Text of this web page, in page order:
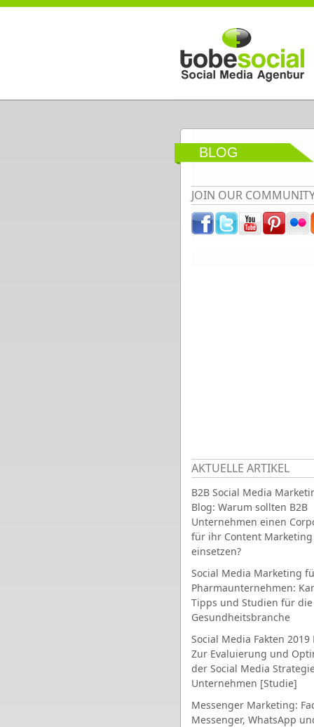
Direkt zum Inhalt
BLOG
JOIN OUR
AKTUELLE ARTIKEL
B2B Social Media
Blog: Warum sollten B2B
Unternehmen einen
für ihr Content Marketing
einsetzen?
Social Media Marketing
Pharmaunternehmen:
Tipps und Studien für die
Gesundheitsbranche
Social Media Fakten 2019
Zur Evaluierung und
der Social Media
Unternehmen [Studie]
Messenger Marketing:
Messenger, WhatsApp